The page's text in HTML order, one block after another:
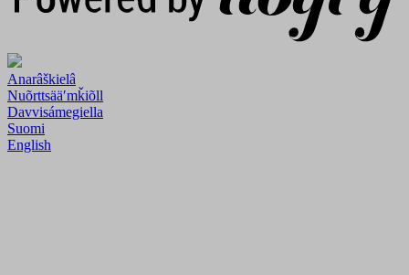
Anarâškielâ
Nuõrttsääʹmǩiõll
Davvisámegiella
Suomi
English